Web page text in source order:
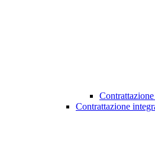
Contrattazione